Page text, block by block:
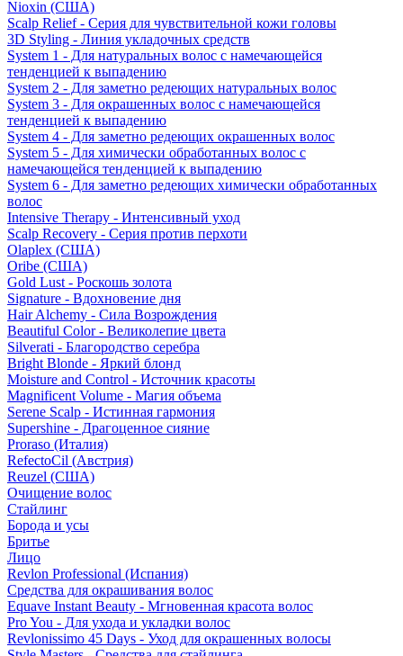
Nioxin (США)
Scalp Relief - Серия для чувствительной кожи головы
3D Styling - Линия укладочных средств
System 1 - Для натуральных волос с намечающейся
тенденцией к выпадению
System 2 - Для заметно редеющих натуральных волос
System 3 - Для окрашенных волос с намечающейся
тенденцией к выпадению
System 4 - Для заметно редеющих окрашенных волос
System 5 - Для химически обработанных волос с
намечающейся тенденцией к выпадению
System 6 - Для заметно редеющих химически обработанных
волос
Intensive Therapy - Интенсивный уход
Scalp Recovery - Серия против перхоти
Olaplex (США)
Oribe (США)
Gold Lust - Роскошь золота
Signature - Вдохновение дня
Hair Alchemy - Сила Возрождения
Beautiful Color - Великолепие цвета
Silverati - Благородство серебра
Bright Blonde - Яркий блонд
Moisture and Control - Источник красоты
Magnificent Volume - Магия объема
Serene Scalp - Истинная гармония
Supershine - Драгоценное сияние
Proraso (Италия)
RefectoCil (Австрия)
Reuzel (США)
Очищение волос
Стайлинг
Борода и усы
Бритье
Лицо
Revlon Professional (Испания)
Средства для окрашивания волос
Equave Instant Beauty - Мгновенная красота волос
Pro You - Для ухода и укладки волос
Revlonissimo 45 Days - Уход для окрашенных волосы